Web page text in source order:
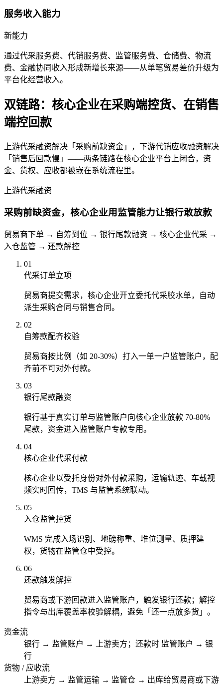
服务收入能力
新能力
通过代采服务费、代销服务费、监管服务费、仓储费、物流
费、金融协同收入形成新增长来源——从单笔贸易差价升级为
平台化经营收入。
双链路：核心企业在采购端控货、在销售
端控回款
上游代采融资解决「采购前缺资金」，下游代销应收融资解决
「销售后回款慢」——两条链路在核心企业平台上闭合，资
金、货权、应收都被嵌在系统流程里。
上游代采融资
采购前缺资金，核心企业用监管能力让银行敢放款
贸易商下单 → 自筹到位 → 银行尾款融资 → 核心企业代采 →
入仓监管 → 还款解控
01
代采订单立项
贸易商提交需求，核心企业开立委托代采胶水单，自动
派生采购合同与销售合同。
02
自筹款配齐校验
贸易商按比例（如 20-30%）打入一单一户监管账户，配
齐前不可对外付款。
03
银行尾款融资
银行基于真实订单与监管账户向核心企业放款 70-80%
尾款，资金进入监管账户专款专用。
04
核心企业代采付款
核心企业以受托身份对外付款采购，运输轨迹、车载视
频实时回传，TMS 与监管系统联动。
05
入仓监管控货
WMS 完成入场识别、地磅称重、堆位测量、质押建
权，货物在监管仓中受控。
06
还款触发解控
贸易商或下游回款进入监管账户，触发银行还款；解控
指令与出库覆盖率校验解耦，避免「还一点放多货」。
资金流
银行 → 监管账户 → 上游卖方；还款时 监管账户 → 银
行
货物 / 应收流
上游卖方 → 监管运输 → 监管仓 → 出库给贸易商或下游